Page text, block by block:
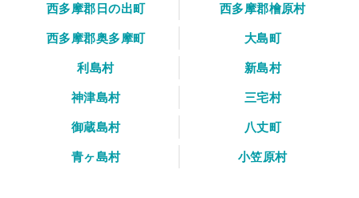
西多摩郡日の出町
西多摩郡檜原村
西多摩郡奥多摩町
大島町
利島村
新島村
神津島村
三宅村
御蔵島村
八丈町
青ヶ島村
小笠原村